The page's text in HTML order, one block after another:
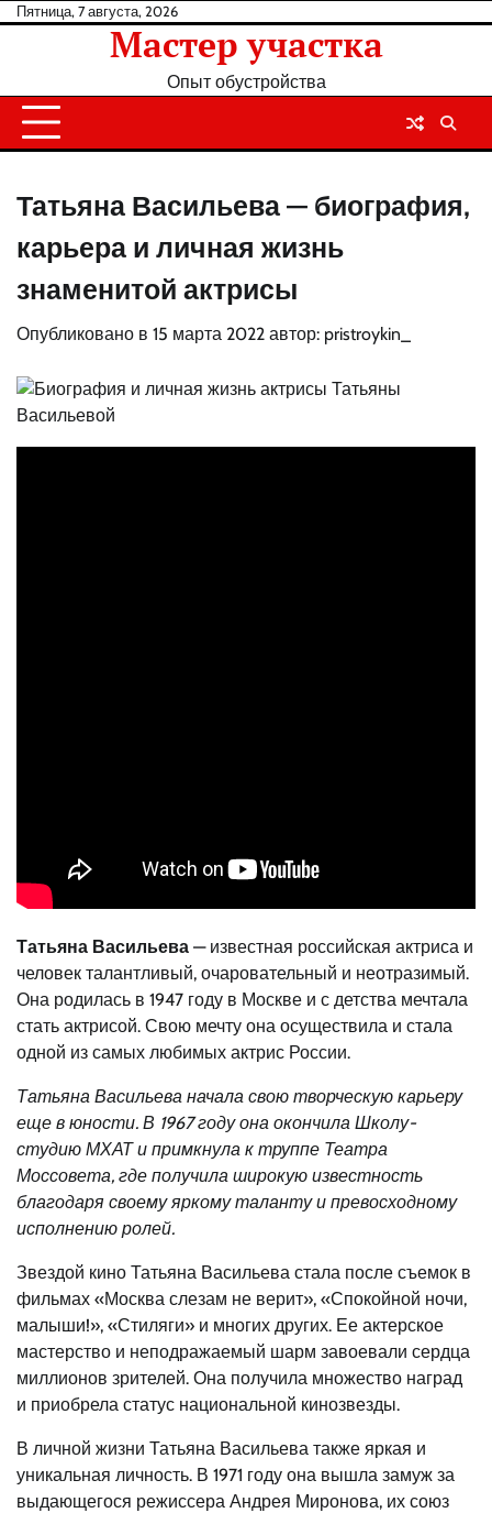
Перейти
Пятница, 7 августа, 2026
Мастер участка
Опыт обустройства
Татьяна Васильева — биография,
карьера и личная жизнь
знаменитой актрисы
Опубликовано в 15 марта 2022 автор: pristroykin_
Татьяна Васильева — известная российская актриса и
человек талантливый, очаровательный и неотразимый.
Она родилась в 1947 году в Москве и с детства мечтала
стать актрисой. Свою мечту она осуществила и стала
одной из самых любимых актрис России.
Татьяна Васильева начала свою творческую карьеру
еще в юности. В 1967 году она окончила Школу-
студию МХАТ и примкнула к труппе Театра
Моссовета, где получила широкую известность
благодаря своему яркому таланту и превосходному
исполнению ролей.
Звездой кино Татьяна Васильева стала после съемок в
фильмах «Москва слезам не верит», «Спокойной ночи,
малыши!», «Стиляги» и многих других. Ее актерское
мастерство и неподражаемый шарм завоевали сердца
миллионов зрителей. Она получила множество наград
и приобрела статус национальной кинозвезды.
В личной жизни Татьяна Васильева также яркая и
уникальная личность. В 1971 году она вышла замуж за
выдающегося режиссера Андрея Миронова, их союз